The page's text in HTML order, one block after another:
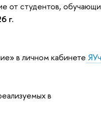
от студентов,
г.
в личном кабинете
в